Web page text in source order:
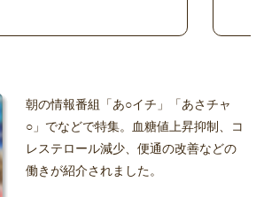
朝の情報番組「あ○イチ」「あさチャ
○」でなどで特集。血糖値上昇抑制、コ
レステロール減少、便通の改善などの
働きが紹介されました。